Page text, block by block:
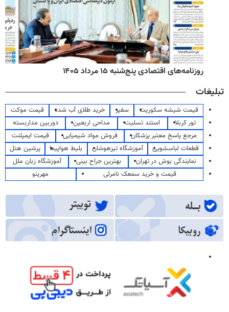
روزنامه‌های اقتصادی پنج‌شنبه ۱۵ مرداد ۱۴۰۵
تبلیغات
قیمت شیشه سکوریت سفیر خرید طلای آب شده
قیمت موکت
تور کربلا
استند تسلیت مداحی اربعین
دوربین مداربسته
مرجع پاسخ معتبر پزشکان
فروش مواد شیمیایی
قیمت ایمپلنت
قطعات لباسشویی
آموزشگاه تیزهوشان بلیط هواپیما
پرشین هتل
نمایندگی بوش در تهران
بهترین جراح بینی
آموزشگاه زبان ملل
قیمت و خرید سمعک نامرئی
مهرینو